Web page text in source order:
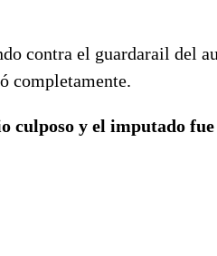
contra el guardarail del
completamente.
culposo y el imputado